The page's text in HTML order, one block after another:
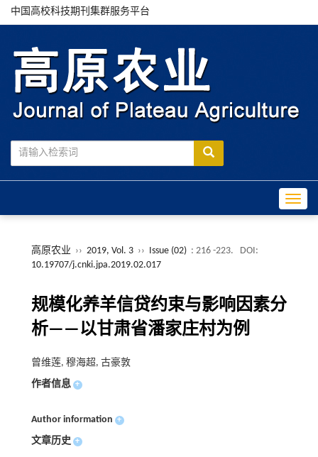
中国高校科技期刊集群服务平台
高原农业 ›› 2019, Vol. 3 ›› Issue (02) : 216 -223.
DOI:
10.19707/j.cnki.jpa.2019.02.017
规模化养羊信贷约束与影响因素分
析——以甘肃省潘家庄村为例
曾维莲, 穆海超, 古豪敦
作者信息 +
Author information +
文章历史 +